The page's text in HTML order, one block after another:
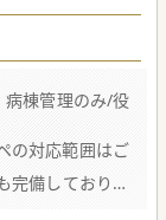
病棟管理のみ/役
の対応範囲はご
完備しておりま